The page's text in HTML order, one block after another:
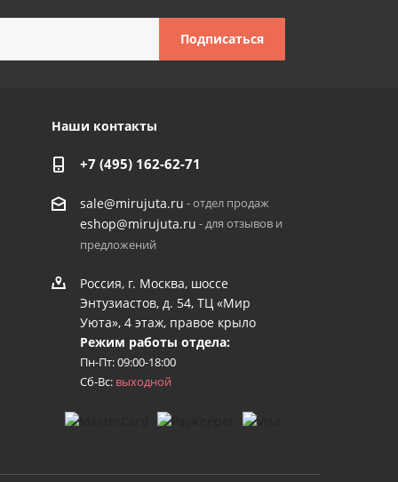
Наши контакты
+7 (495) 162-62-71
sale@mirujuta.ru - отдел продаж
eshop@mirujuta.ru - для отзывов и
предложений
Россия, г. Москва, шоссе
Энтузиастов, д. 54, ТЦ «Мир
Уюта», 4 этаж, правое крыло
Режим работы отдела:
Пн-Пт: 09:00-18:00
Сб-Вс: выходной